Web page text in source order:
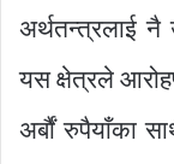
अर्थतन्त्रलाई
यस क्षेत्रले
अर्बौं रुपैयाँका